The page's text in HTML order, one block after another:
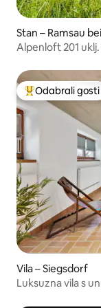
Stan – Ramsau
Alpenloft 201
Među najviše
Odabrali gosti
Vila – Siegsdorf
Luksuzna vila s